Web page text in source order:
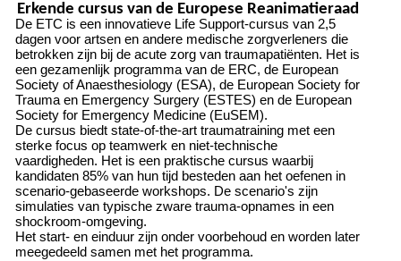
Erkende cursus van de Europese Reanimatieraad
De ETC is een innovatieve Life Support-cursus van 2,5
dagen voor artsen en andere medische zorgverleners die
betrokken zijn bij de acute zorg van traumapatiënten. Het is
een gezamenlijk programma van de ERC, de European
Society of Anaesthesiology (ESA), de European Society for
Trauma en Emergency Surgery (ESTES) en de European
Society for Emergency Medicine (EuSEM).
De cursus biedt state-of-the-art traumatraining met een
sterke focus op teamwerk en niet-technische
vaardigheden. Het is een praktische cursus waarbij
kandidaten 85% van hun tijd besteden aan het oefenen in
scenario-gebaseerde workshops. De scenario's zijn
simulaties van typische zware trauma-opnames in een
shockroom-omgeving.
Het start- en einduur zijn onder voorbehoud en worden later
meegedeeld samen met het programma.